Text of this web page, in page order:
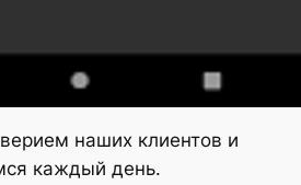
наших клиентов и
каждый день.